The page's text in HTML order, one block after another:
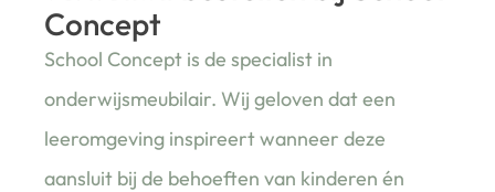
Concept
School Concept is de specialist in
onderwijsmeubilair. Wij geloven dat een
leeromgeving inspireert wanneer deze
aansluit bij de behoeften van kinderen én